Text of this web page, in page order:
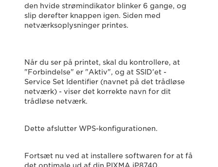
den hvide strømindikator blinker 6 gange, og
slip derefter knappen igen. Siden med
netværksoplysninger printes.
Når du ser på printet, skal du kontrollere, at
"Forbindelse" er "Aktiv", og at SSID'et -
Service Set Identifier (navnet på det trådløse
netværk) - viser det korrekte navn for dit
trådløse netværk.
Dette afslutter WPS-konfigurationen.
Fortsæt nu ved at installere softwaren for at få